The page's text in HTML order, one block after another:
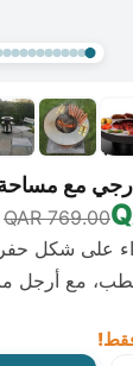
مع
769.00 QAR
على شكل
مع أرجل